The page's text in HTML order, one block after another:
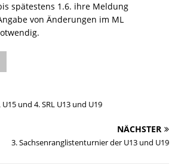
spätestens 1.6. ihre Meldung
von Änderungen im ML
und 4. SRL U13 und U19
NÄCHSTER
3. Sachsenranglistenturnier der U13 und U19